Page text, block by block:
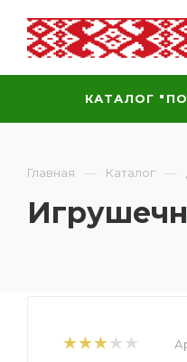
КАТАЛОГ
Главная — Каталог —